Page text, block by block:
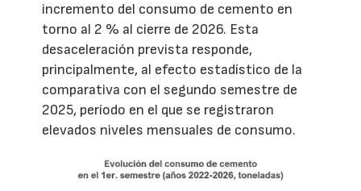
incremento del consumo de cemento en
torno al 2 % al cierre de 2026. Esta
desaceleración prevista responde,
principalmente, al efecto estadístico de la
comparativa con el segundo semestre de
2025, período en el que se registraron
elevados niveles mensuales de consumo.